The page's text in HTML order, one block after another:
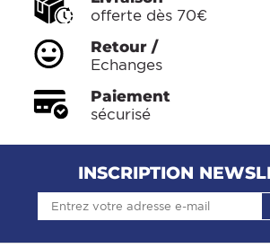
offerte dès 70€
Retour /
Echanges
Paiement
sécurisé
INSCRIPTION